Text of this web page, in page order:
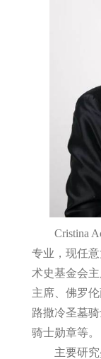
Cristina
专业，现任
术史基金会
主席、佛罗
路撒冷圣墓
骑士勋章等。
主要研